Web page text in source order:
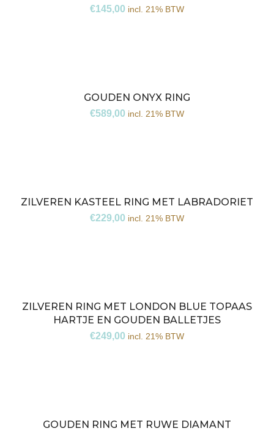
€145,00 incl. 21% BTW
GOUDEN ONYX RING
€589,00 incl. 21% BTW
ZILVEREN KASTEEL RING MET LABRADORIET
€229,00 incl. 21% BTW
ZILVEREN RING MET LONDON BLUE TOPAAS
HARTJE EN GOUDEN BALLETJES
€249,00 incl. 21% BTW
GOUDEN RING MET RUWE DIAMANT